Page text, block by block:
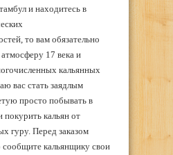
и находитесь в
то вам обязательно
17 века и
кальянных
вас стать заядлым
просто побывать в
покурить кальян от
гуру. Перед заказом
сообщите кальянщику свои